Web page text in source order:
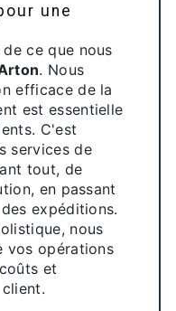
une
ce que nous
. Nous
efficace de la
est essentielle
C'est
services de
tout, de
en passant
expéditions.
nous
vos opérations
et